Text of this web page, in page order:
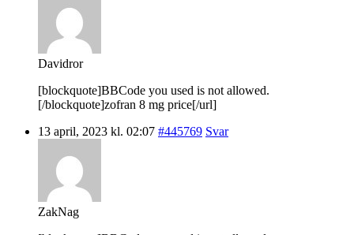
Davidror
[blockquote]BBCode you used is not allowed.
[/blockquote]zofran 8 mg price[/url]
13 april, 2023 kl. 02:07 #445769 Svar
ZakNag